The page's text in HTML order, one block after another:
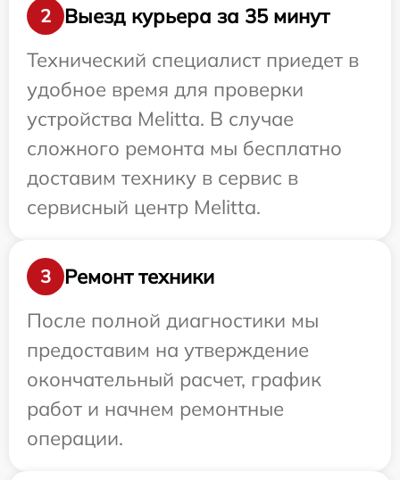
2
Выезд курьера за 35 минут
Технический специалист приедет в
удобное время для проверки
устройства Melitta. В случае
сложного ремонта мы бесплатно
доставим технику в сервис в
сервисный центр Melitta.
3
Ремонт техники
После полной диагностики мы
предоставим на утверждение
окончательный расчет, график
работ и начнем ремонтные
операции.